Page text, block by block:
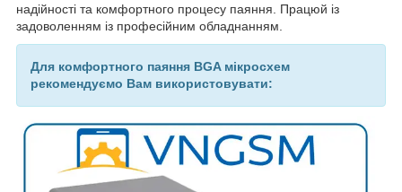
надійності та комфортного процесу паяння. Працюй із
задоволенням із професійним обладнанням.
Для комфортного паяння BGA мікросхем
рекомендуємо Вам використовувати: